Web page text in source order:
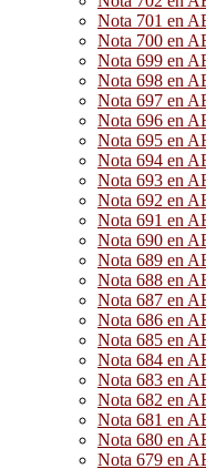
Nota 701 en
Nota 700 en
Nota 699 en
Nota 698 en
Nota 697 en
Nota 696 en
Nota 695 en
Nota 694 en
Nota 693 en
Nota 692 en
Nota 691 en
Nota 690 en
Nota 689 en
Nota 688 en
Nota 687 en
Nota 686 en
Nota 685 en
Nota 684 en
Nota 683 en
Nota 682 en
Nota 681 en
Nota 680 en
Nota 679 en